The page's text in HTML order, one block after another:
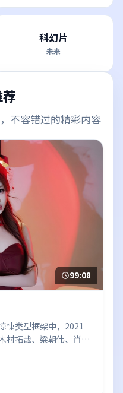
科幻片
未来
不容错过的精彩内容
99:08
悚类型框架中，2021
村拓哉、梁朝伟、肖
；整体气质偏英国都市